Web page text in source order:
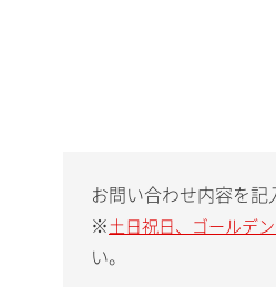
お問い合わせ内容を記
※ 土日祝日、ゴールデ
い。